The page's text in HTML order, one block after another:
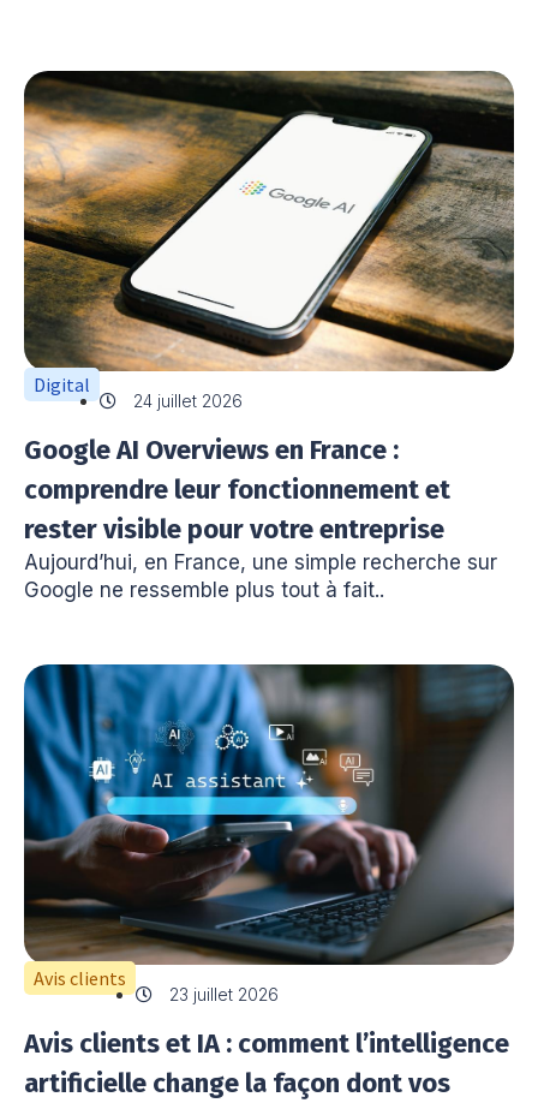
Digital
24 juillet 2026
Google AI Overviews en France :
comprendre leur fonctionnement et
rester visible pour votre entreprise
Aujourd’hui, en France, une simple recherche sur
Google ne ressemble plus tout à fait..
Avis clients
23 juillet 2026
Avis clients et IA : comment l’intelligence
artificielle change la façon dont vos